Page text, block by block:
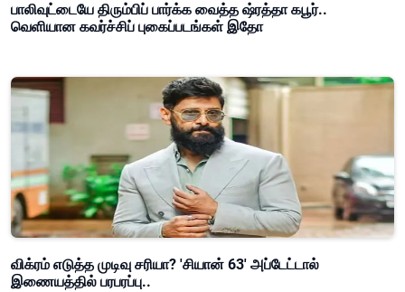
பாலிவுட்டையே திரும்பிப் பார்க்க வைத்த ஷ்ரத்தா கபூர்..
வெளியான கவர்ச்சிப் புகைப்படங்கள் இதோ
விக்ரம் எடுத்த முடிவு சரியா? 'சியான் 63' அப்டேட்டால்
இணையத்தில் பரபரப்பு..